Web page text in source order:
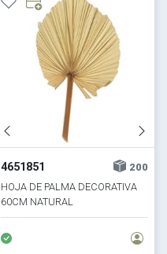
4651851
200
HOJA DE PALMA DECORATIVA
60CM NATURAL